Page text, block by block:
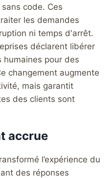
code. Ces
les demandes
ni temps d'arrêt.
déclarent libérer
humaines pour des
changement augmente
mais garantit
des clients sont
accrue
l’expérience du
des réponses